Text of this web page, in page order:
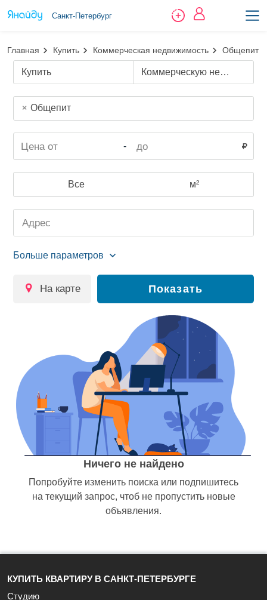
Санкт-Петербург
Главная Купить Коммерческая недвижимость Общепит
Купить Коммерческую недвижимость
Общепит
-
Все м²
на карте Показать
Ничего не найдено
Попробуйте изменить поиска или подпишитесь
на текущий запрос, чтоб не пропустить новые
объявления.
КУПИТЬ КВАРТИРУ В САНКТ-ПЕТЕРБУРГЕ
Студию